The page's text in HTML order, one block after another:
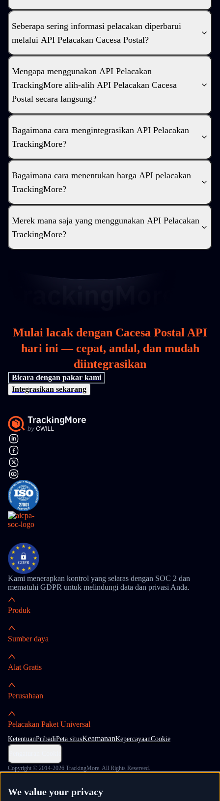
Seberapa sering informasi pelacakan diperbarui
melalui API Pelacakan Cacesa Postal?
Mengapa menggunakan API Pelacakan
TrackingMore alih-alih API Pelacakan Cacesa
Postal secara langsung?
Bagaimana cara mengintegrasikan API Pelacakan
TrackingMore?
Bagaimana cara menentukan harga API pelacakan
TrackingMore?
Merek mana saja yang menggunakan API Pelacakan
TrackingMore?
Mulai lacak dengan Cacesa Postal API
hari ini — cepat, andal, dan mudah
diintegrasikan
Bicara dengan pakar kami
Integrasikan sekarang
Kami menerapkan kontrol yang selaras dengan SOC 2 dan
mematuhi GDPR untuk melindungi data dan privasi Anda.
Produk
Sumber daya
Alat Gratis
Perusahaan
Pelacakan Paket Universal
KetentuanPribadiPeta situsKeamananKepercayaanCookie
Copyright © 2014-2026 TrackingMore. All Rights Reserved.
We value your privacy